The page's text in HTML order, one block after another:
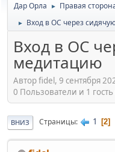
Дар Орла ► Правая
► Вход в ОС через
Вход в ОС
медитацию
Автор fidel, 9 сентября
0 Пользователи и 1
ВНИЗ Страницы 1 2